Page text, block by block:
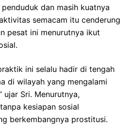
dan masih kuatnya
semacam itu cenderung
pesat ini menurutnya ikut
ini selalu hadir di tengah
di wilayah yang mengalami
ujar Sri. Menurutnya,
kesiapan sosial
berkembangnya prostitusi.